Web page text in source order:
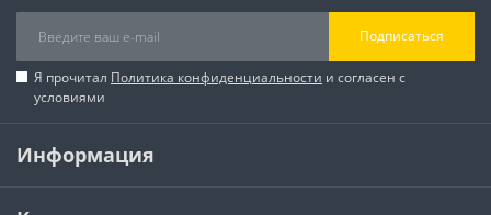
Подписаться
Я прочитал Политика конфиденциальности и согласен с
условиями
Информация